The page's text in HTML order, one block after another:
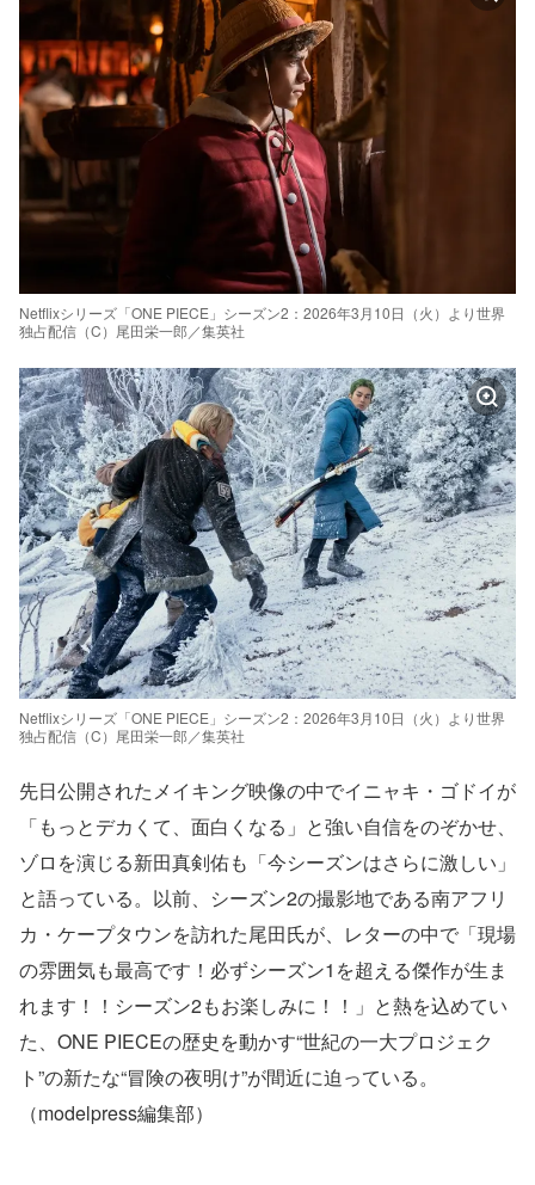
Netflixシリーズ「ONE PIECE」シーズン2：2026年3月10日（火）より世界
独占配信（C）尾田栄一郎／集英社
Netflixシリーズ「ONE PIECE」シーズン2：2026年3月10日（火）より世界
独占配信（C）尾田栄一郎／集英社
先日公開されたメイキング映像の中でイニャキ・ゴドイが
「もっとデカくて、面白くなる」と強い自信をのぞかせ、
ゾロを演じる新田真剣佑も「今シーズンはさらに激しい」
と語っている。以前、シーズン2の撮影地である南アフリ
カ・ケープタウンを訪れた尾田氏が、レターの中で「現場
の雰囲気も最高です！必ずシーズン1を超える傑作が生ま
れます！！シーズン2もお楽しみに！！」と熱を込めてい
た、ONE PIECEの歴史を動かす“世紀の一大プロジェク
ト”の新たな“冒険の夜明け”が間近に迫っている。
（modelpress編集部）